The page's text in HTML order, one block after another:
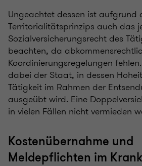
Ungeachtet dessen ist aufgrund
Territorialitätsprinzips auch das
Sozialversicherungsrecht des
beachten, da
Koordinierungsregelungen
dabei der Staat, in dessen
Tätigkeit im Rahmen der
ausgeübt wird. Eine
in vielen Fällen nicht vermieden
Kostenübernahme und
Meldepflichten im